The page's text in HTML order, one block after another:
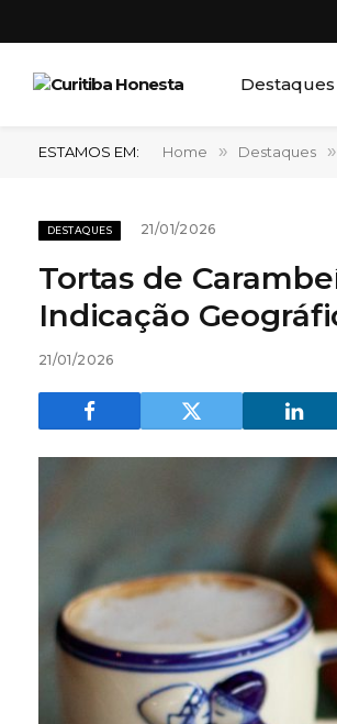
Destaques
ESTAMOS EM: Home » Destaques »
DESTAQUES 21/01/2026
Tortas de
Indicação
21/01/2026